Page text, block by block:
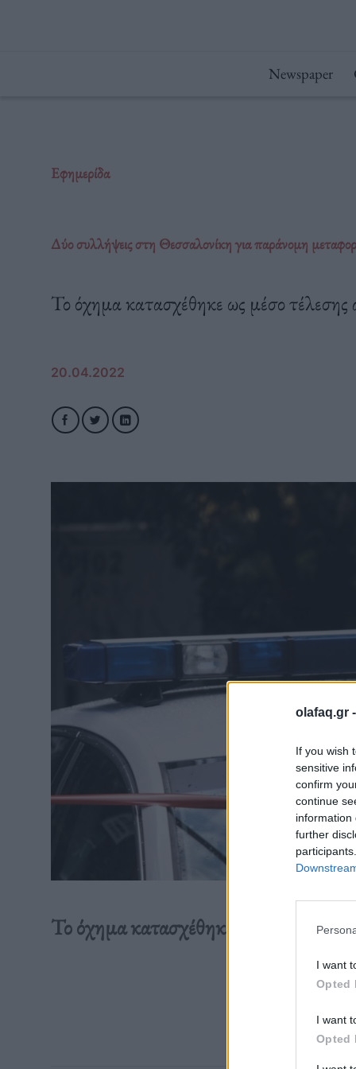
olafaq.gr -
If you wish
sensitive
confirm
continue
information
further
I want
Opted
I want
Opted
Newspaper
Εφημερίδα
Δύο συλλήψεις στη Θεσσαλονίκη για παράνομη
Το όχημα κατασχέθηκε ως μέσο τέλεσης
20.04.2022
Το όχημα κατασχέθηκε ως μέσο τέλεσης
Διαβάστε